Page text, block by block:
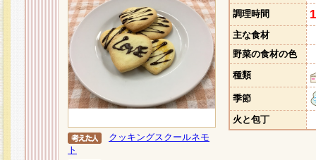
クッキングスクールネモ
ト
調理時間
主な食材
野菜の食材の色
種類
季節
火と包丁